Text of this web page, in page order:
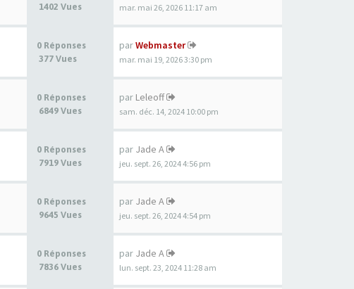
1402 Vues
mar. mai 26, 2026 11:17 am
0 Réponses
377 Vues
parWebmaster
mar. mai 19, 2026 3:30 pm
0 Réponses
6849 Vues
par Leleoff
sam. déc. 14, 2024 10:00 pm
0 Réponses
7919 Vues
par Jade A
jeu. sept. 26, 2024 4:56 pm
0 Réponses
9645 Vues
par Jade A
jeu. sept. 26, 2024 4:54 pm
0 Réponses
7836 Vues
par Jade A
lun. sept. 23, 2024 11:28 am